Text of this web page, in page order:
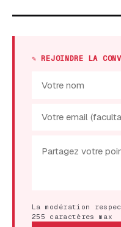
✎ REJOINDRE LA
La modération
255 caractères max